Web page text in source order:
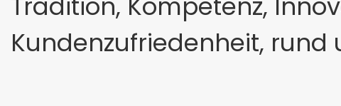
Kundenzufriedenheit, rund